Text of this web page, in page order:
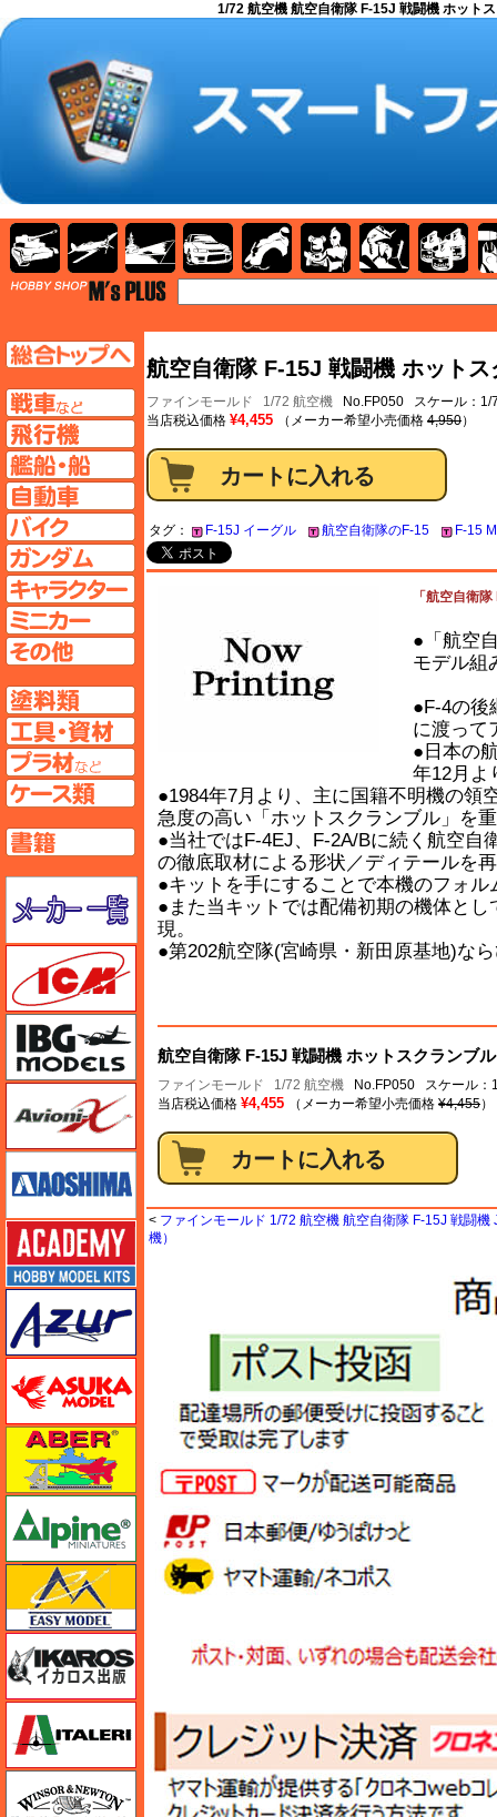
1/72 航空機 航空自衛隊 F-15J 戦闘機 ホット
航空自衛隊 F-15J 戦闘機 ホット
ファインモールド 1/72 航空機 No.FP050 スケール：1/
当店税込価格 ¥4,455 （メーカー希望小売価格 4,950）
タグ： F-15J イーグル 航空自衛隊のF-15 F-15
「航空自衛
●「航空
モデル組
●F-4の後
に渡って
●日本の
年12月よ
●1984年7月より、主に国籍不明機の領
急度の高い「ホットスクランブル」を
●当社ではF-4EJ、F-2A/Bに続く航空自
の徹底取材による形状／ディテールを
●キットを手にすることで本機のフォ
●また当キットでは配備初期の機体と
現。
●第202航空隊(宮崎県・新田原基地)な
航空自衛隊 F-15J 戦闘機 ホットスクランブ
ファインモールド 1/72 航空機 No.FP050 スケール：
当店税込価格 ¥4,455 （メーカー希望小売価格 ¥4,455）
< ファインモールド 1/72 航空機 航空自衛隊 F-15J 戦闘機
機）
AFV
飛行機ページへ
艦船ページへ
自動車ページへ
バイクページへ
ガンダムページへ
その他ページへ
塗料ページへ
ケースページへ
書籍ページへ
メーカー一覧のページはこちら
ICM
IBG
Avioni-X（アヴィオニクス）
アオシマ
アカデミー
アベール
イージーモデル
イカロス出版
イタレリ
ウインザー＆ニュートン
AFV 飛行機 艦船 自動車 バイク キャラクターガンダム 塗料